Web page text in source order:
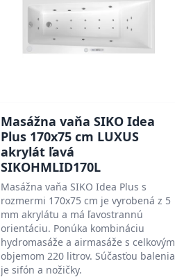
Masážna vaňa SIKO Idea
Plus 170x75 cm LUXUS
akrylát ľavá
SIKOHMLID170L
Masážna vaňa SIKO Idea Plus s
rozmermi 170x75 cm je vyrobená z 5
mm akrylátu a má ľavostrannú
orientáciu. Ponúka kombináciu
hydromasáže a airmasáže s celkovým
objemom 220 litrov. Súčasťou balenia
je sifón a nožičky.